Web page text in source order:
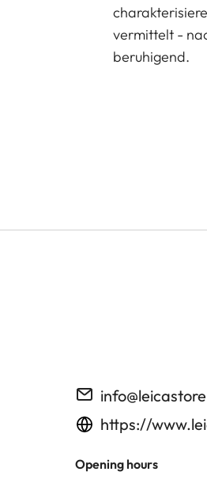
vermittelt -
beruhigend.
https://
Opening hours